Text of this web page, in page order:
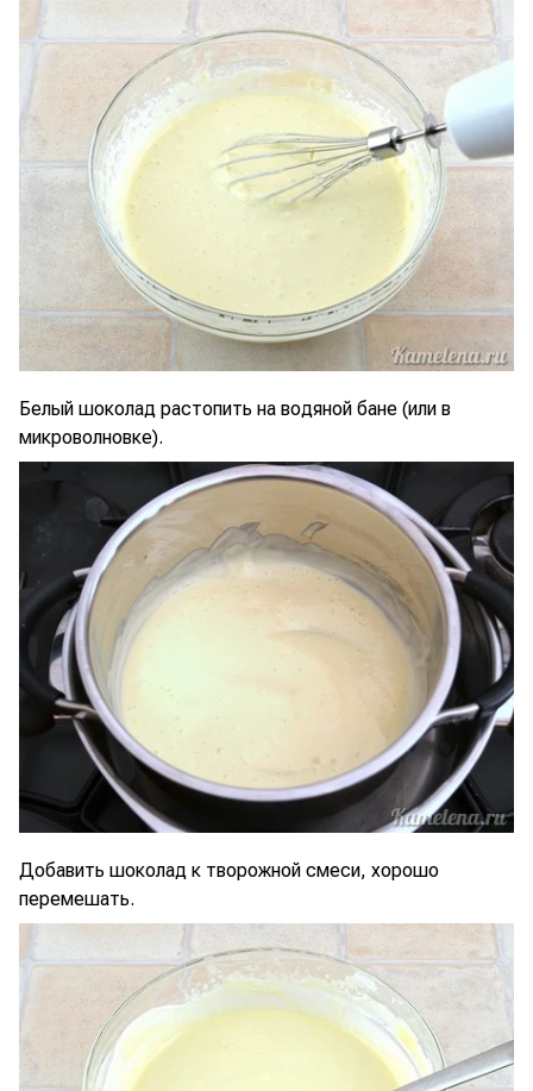
Белый шоколад растопить на водяной бане (или в
микроволновке).
Добавить шоколад к творожной смеси, хорошо
перемешать.